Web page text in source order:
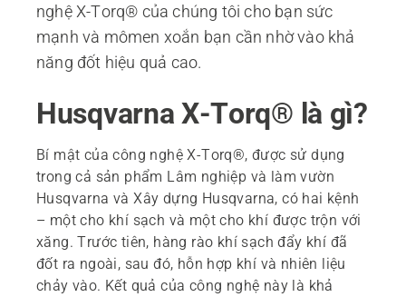
nghệ X-Torq® của chúng tôi cho bạn sức
mạnh và mômen xoắn bạn cần nhờ vào khả
năng đốt hiệu quả cao.
Husqvarna X-Torq® là gì?
Bí mật của công nghệ X-Torq®, được sử dụng
trong cả sản phẩm Lâm nghiệp và làm vườn
Husqvarna và Xây dựng Husqvarna, có hai kệnh
– một cho khí sạch và một cho khí được trộn với
xăng. Trước tiên, hàng rào khí sạch đẩy khí đã
đốt ra ngoài, sau đó, hỗn hợp khí và nhiên liệu
chảy vào. Kết quả của công nghệ này là khả